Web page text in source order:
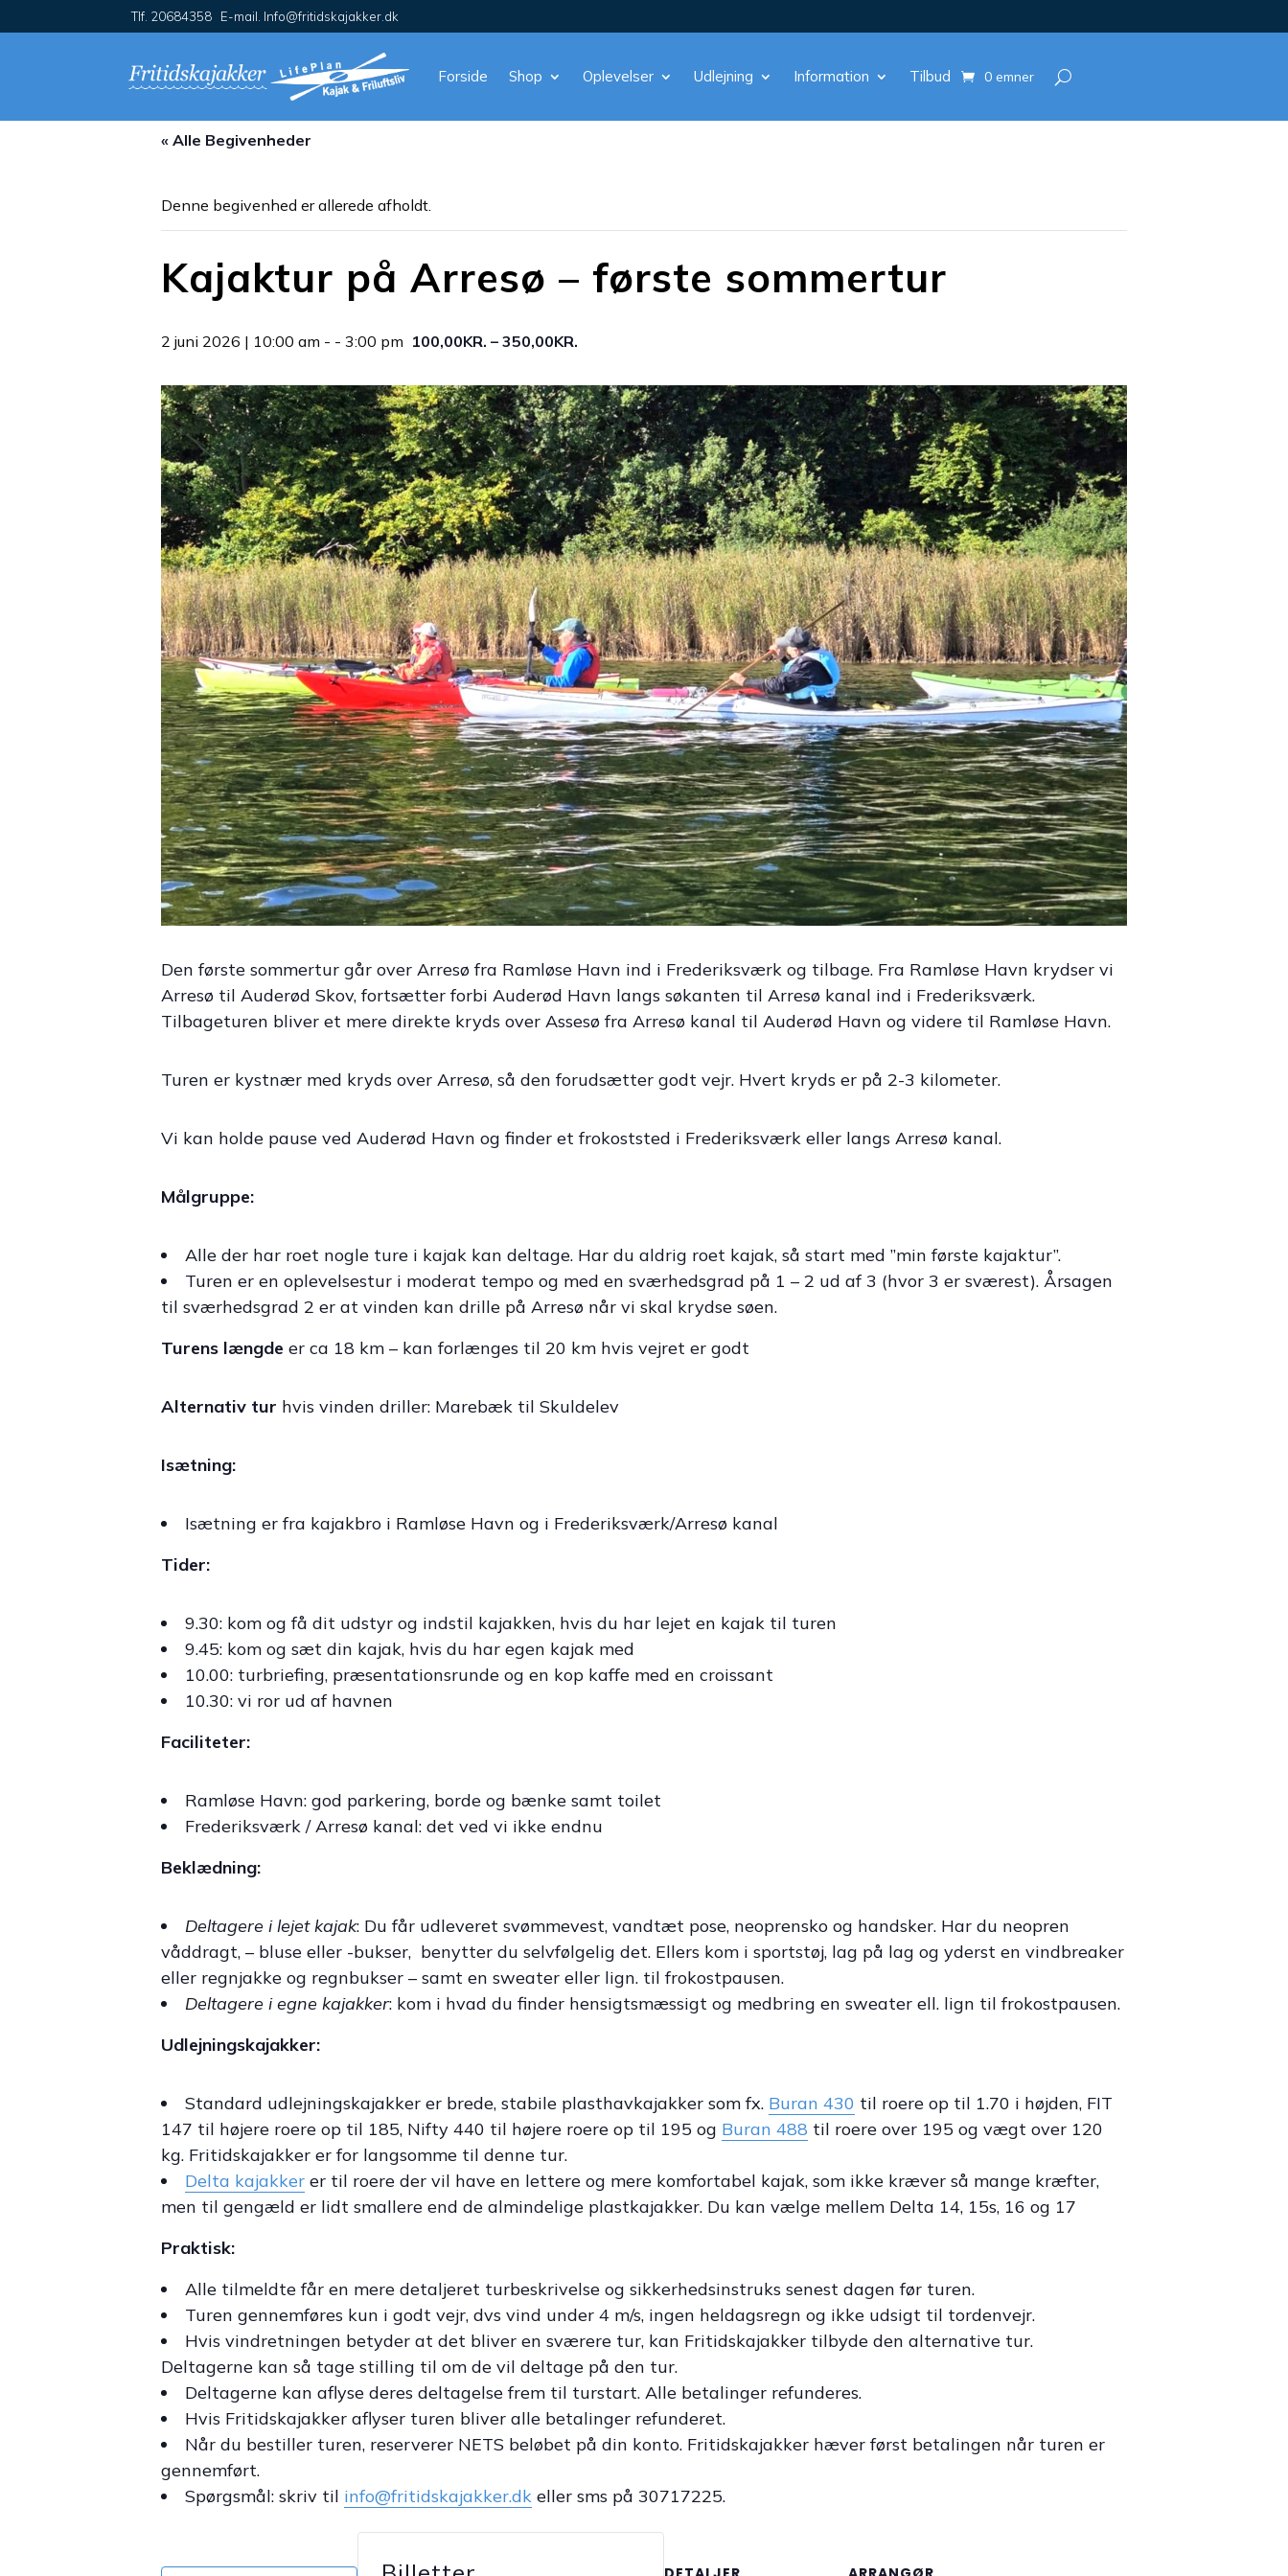
Tlf. 20684358 E-mail. Info@fritidskajakker.dk
Forside Shop Oplevelser Udlejning Information Tilbud 0 emner
« Alle Begivenheder
Denne begivenhed er allerede afholdt.
Kajaktur på Arresø – første sommertur
2 juni 2026 | 10:00 am - - 3:00 pm 100,00KR. – 350,00KR.
Den første sommertur går over Arresø fra Ramløse Havn ind i Frederiksværk og tilbage. Fra Ramløse Havn krydser vi
Arresø til Auderød Skov, fortsætter forbi Auderød Havn langs søkanten til Arresø kanal ind i Frederiksværk.
Tilbageturen bliver et mere direkte kryds over Assesø fra Arresø kanal til Auderød Havn og videre til Ramløse Havn.
Turen er kystnær med kryds over Arresø, så den forudsætter godt vejr. Hvert kryds er på 2-3 kilometer.
Vi kan holde pause ved Auderød Havn og finder et frokoststed i Frederiksværk eller langs Arresø kanal.
Målgruppe:
Alle der har roet nogle ture i kajak kan deltage. Har du aldrig roet kajak, så start med ”min første kajaktur”.
Turen er en oplevelsestur i moderat tempo og med en sværhedsgrad på 1 – 2 ud af 3 (hvor 3 er sværest). Årsagen
til sværhedsgrad 2 er at vinden kan drille på Arresø når vi skal krydse søen.
Turens længde er ca 18 km – kan forlænges til 20 km hvis vejret er godt
Alternativ tur hvis vinden driller: Marebæk til Skuldelev
Isætning:
Isætning er fra kajakbro i Ramløse Havn og i Frederiksværk/Arresø kanal
Tider:
9.30: kom og få dit udstyr og indstil kajakken, hvis du har lejet en kajak til turen
9.45: kom og sæt din kajak, hvis du har egen kajak med
10.00: turbriefing, præsentationsrunde og en kop kaffe med en croissant
10.30: vi ror ud af havnen
Faciliteter:
Ramløse Havn: god parkering, borde og bænke samt toilet
Frederiksværk / Arresø kanal: det ved vi ikke endnu
Beklædning:
Deltagere i lejet kajak: Du får udleveret svømmevest, vandtæt pose, neoprensko og handsker. Har du neopren
våddragt, – bluse eller -bukser, benytter du selvfølgelig det. Ellers kom i sportstøj, lag på lag og yderst en vindbreaker
eller regnjakke og regnbukser – samt en sweater eller lign. til frokostpausen.
Deltagere i egne kajakker: kom i hvad du finder hensigtsmæssigt og medbring en sweater ell. lign til frokostpausen.
Udlejningskajakker:
Standard udlejningskajakker er brede, stabile plasthavkajakker som fx. Buran 430 til roere op til 1.70 i højden, FIT
147 til højere roere op til 185, Nifty 440 til højere roere op til 195 og Buran 488 til roere over 195 og vægt over 120
kg. Fritidskajakker er for langsomme til denne tur.
Delta kajakker er til roere der vil have en lettere og mere komfortabel kajak, som ikke kræver så mange kræfter,
men til gengæld er lidt smallere end de almindelige plastkajakker. Du kan vælge mellem Delta 14, 15s, 16 og 17
Praktisk:
Alle tilmeldte får en mere detaljeret turbeskrivelse og sikkerhedsinstruks senest dagen før turen.
Turen gennemføres kun i godt vejr, dvs vind under 4 m/s, ingen heldagsregn og ikke udsigt til tordenvejr.
Hvis vindretningen betyder at det bliver en sværere tur, kan Fritidskajakker tilbyde den alternative tur.
Deltagerne kan så tage stilling til om de vil deltage på den tur.
Deltagerne kan aflyse deres deltagelse frem til turstart. Alle betalinger refunderes.
Hvis Fritidskajakker aflyser turen bliver alle betalinger refunderet.
Når du bestiller turen, reserverer NETS beløbet på din konto. Fritidskajakker hæver først betalingen når turen er
gennemført.
Spørgsmål: skriv til info@fritidskajakker.dk eller sms på 30717225.